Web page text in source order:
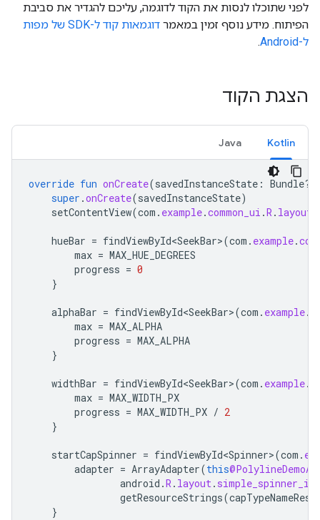
לפני שתוכלו לנסות את הקוד לדוגמה, עליכם להגדיר את סביבת
הפיתוח. מידע נוסף זמין במאמר
דוגמאות קוד ל-SDK של מפות
ל-Android
.
הצגת הקוד
Kotlin
Java
override fun onCreate(savedInstanceState : Bundle?)
super .onCreate(savedInstanceState)
setContentView(com . example.common_ui .R . layout
hueBar = findViewById<SeekBar>(com . example.
max = MAX_HUE_DEGREES
progress = 0
}
alphaBar = findViewById<SeekBar>(com . example.
max = MAX_ALPHA
progress = MAX_ALPHA
}
widthBar = findViewById<SeekBar>(com . example.
max = MAX_WIDTH_PX
progress = MAX_WIDTH_PX / 2
}
startCapSpinner = findViewById<Spinner>(com .
adapter = ArrayAdapter(this
android .R . layout.
getResourceStrings(
}